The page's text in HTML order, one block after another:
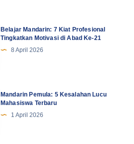
Belajar Mandarin: 7 Kiat Profesional
Tingkatkan Motivasi di Abad Ke-21
8 April 2026
Mandarin Pemula: 5 Kesalahan Lucu
Mahasiswa Terbaru
1 April 2026